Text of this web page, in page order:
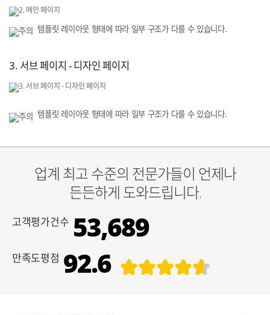
템플릿 레이아웃 형태에 따라 일부 구조가 다를 수 있습니다.
3. 서브 페이지 - 디자인 페이지
템플릿 레이아웃 형태에 따라 일부 구조가 다를 수 있습니다.
업계 최고 수준의 전문가들이 언제나
든든하게 도와드립니다.
고객평가건수 53,689
만족도평점 92.6